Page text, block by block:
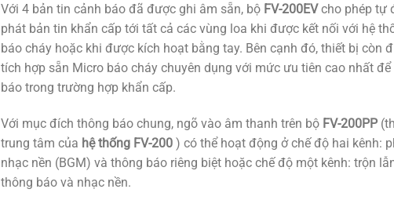
Với 4 bản tin cảnh báo đã được ghi âm sẵn, bộ FV-200EVcho phép tự
phát bản tin khẩn cấp tới tất cả các vùng loa khi được kết nối với hệ
báo cháy hoặc khi được kích hoạt bằng tay. Bên cạnh đó, thiết bị còn
tích hợp sẵn Micro báo cháy chuyên dụng với mức ưu tiên cao nhất để
báo trong trường hợp khẩn cấp.
Với mục đích thông báo chung, ngõ vào âm thanh trên bộ FV-200PP
trung tâm của hệ thống FV-200) có thể hoạt động ở chế độ hai kênh:
nhạc nền (BGM) và thông báo riêng biệt hoặc chế độ một kênh: trộn
thông báo và nhạc nền.